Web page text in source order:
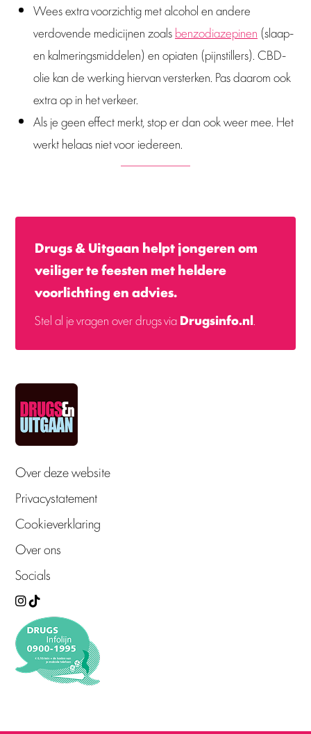
Wees extra voorzichtig met alcohol en andere
verdovende medicijnen zoalsbenzodiazepinen (slaap-
en kalmeringsmiddelen) en opiaten (pijnstillers). CBD-
olie kan de werking hiervan versterken. Pas daarom ook
extra op in het verkeer.
Als je geen effect merkt, stop er dan ook weer mee. Het
werkt helaas niet voor iedereen.
Drugs & Uitgaan helpt jongeren om
veiliger te feesten met heldere
voorlichting en advies.
Stel al je vragen over drugs viaDrugsinfo.nl
Over deze website
Privacystatement
Cookieverklaring
Over ons
Socials